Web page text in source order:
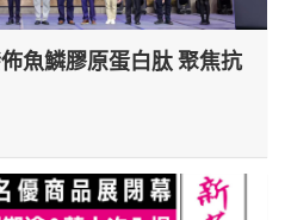
魚鱗膠原蛋白肽 聚焦抗